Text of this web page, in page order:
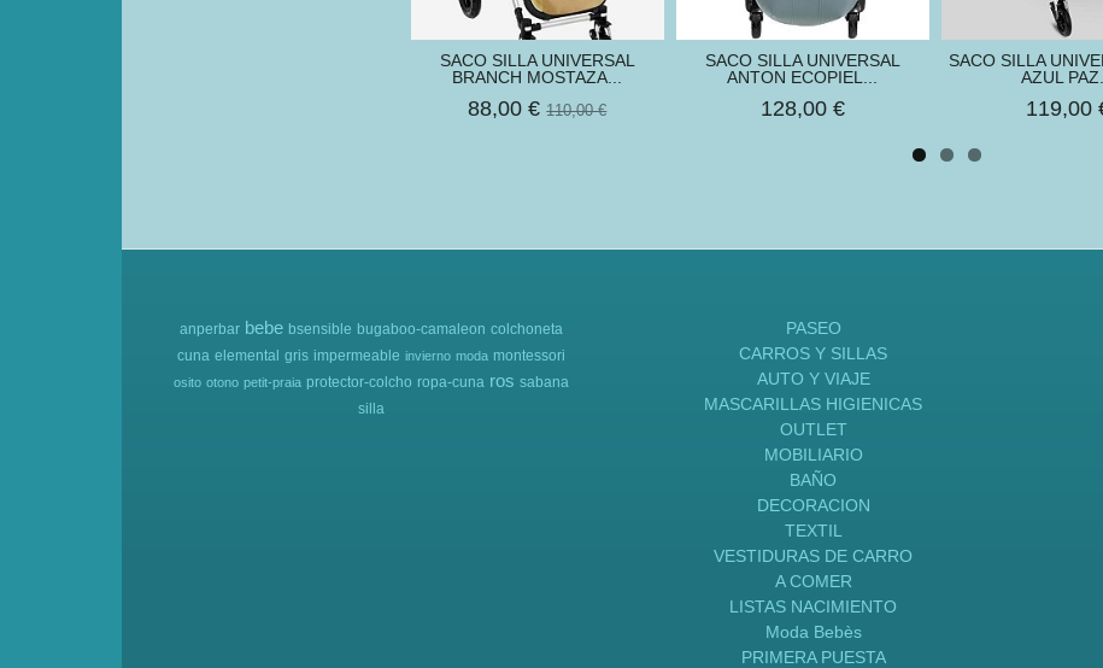
SACO SILLA UNIVERSAL
BRANCH MOSTAZA...
88,00 €110,00 €
SACO SILLA UNIVERSAL
ANTON ECOPIEL...
128,00 €
SACO SILLA
AZUL
119,00
anperbar bebe bsensible bugaboo-camaleon colchoneta
cuna elemental gris impermeable invierno moda montessori
osito otono petit-praia protector-colcho ropa-cuna ros sabana
silla
PASEO
CARROS Y SILLAS
AUTO Y VIAJE
MASCARILLAS HIGIENICAS
OUTLET
MOBILIARIO
BAÑO
DECORACION
TEXTIL
VESTIDURAS DE CARRO
A COMER
LISTAS NACIMIENTO
Moda Bebès
PRIMERA PUESTA